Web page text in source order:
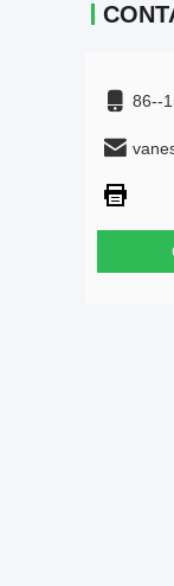
86--